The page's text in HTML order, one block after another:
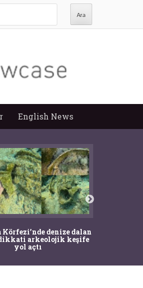
English News
denize dalan
arkeolojik keşife
yol açtı